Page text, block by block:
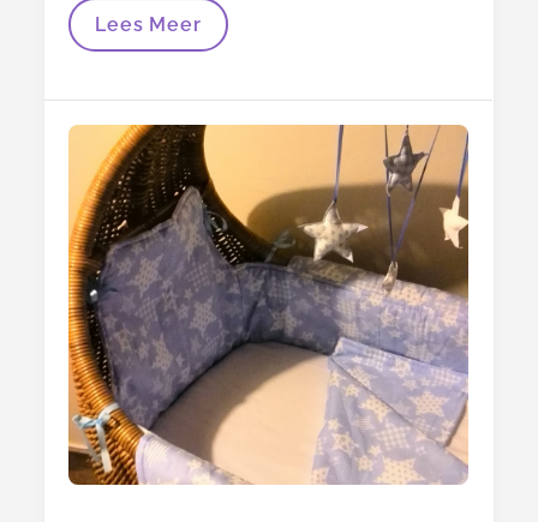
Kralen
Ook
Gebeuren
Lees Meer